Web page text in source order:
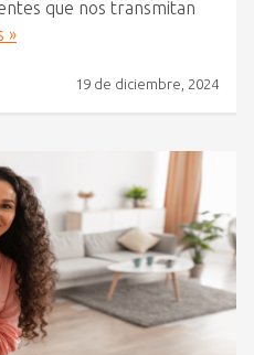
que nos transmitan
»
19 de diciembre, 2024